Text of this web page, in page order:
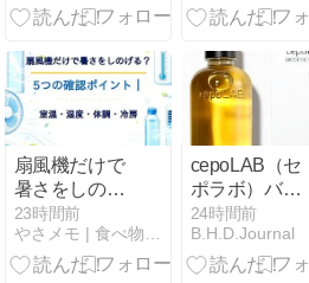
で拡大中。ア
きに上陸する
可能性がある
『マルチフォ
全5種類・度
数・加入度を
徹底解説
扇風機だけで
暑さをしのげ
る？5つの確
認ポイント｜
室温・湿度・
23時間前
やさメモ | 食べ物の栄養・免疫・薬の情報をご提供します
cepoLAB（セ
ポラボ）バイ
オジェニック
エッセンスは
CLEPS高濃度
24時間前
B.H.D.Journal